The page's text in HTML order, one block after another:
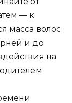
— к
масса волос
и до
на